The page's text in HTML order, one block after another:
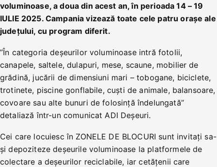
voluminoase, a doua din acest an, în perioada 14 – 19
IULIE 2025. Campania vizează toate cele patru orașe ale
județului, cu program diferit.
”În categoria deșeurilor voluminoase intră fotolii,
canapele, saltele, dulapuri, mese, scaune, mobilier de
grădină, jucării de dimensiuni mari – tobogane, biciclete,
trotinete, piscine gonflabile, cuști de animale, balansoare,
covoare sau alte bunuri de folosință îndelungată”
detaliază într-un comunicat ADI Deșeuri.
Cei care locuiesc în ZONELE DE BLOCURI sunt invitați sa-
și depoziteze deșeurile voluminoase la platformele de
colectare a deșeurilor reciclabile, iar cetățenii care